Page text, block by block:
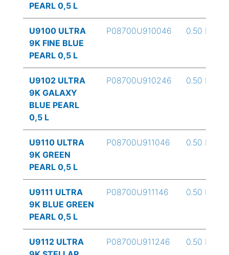
PEARL 0,5 L
U9100 ULTRA
9K FINE BLUE
PEARL 0,5 L
P08700U910046 0.50 L
U9102 ULTRA
9K GALAXY
BLUE PEARL
0,5 L
P08700U910246 0.50 L
U9110 ULTRA
9K GREEN
PEARL 0,5 L
P08700U911046 0.50 L
U9111 ULTRA
9K BLUE GREEN
PEARL 0,5 L
P08700U911146 0.50 L
U9112 ULTRA
P08700U911246 0.50 L